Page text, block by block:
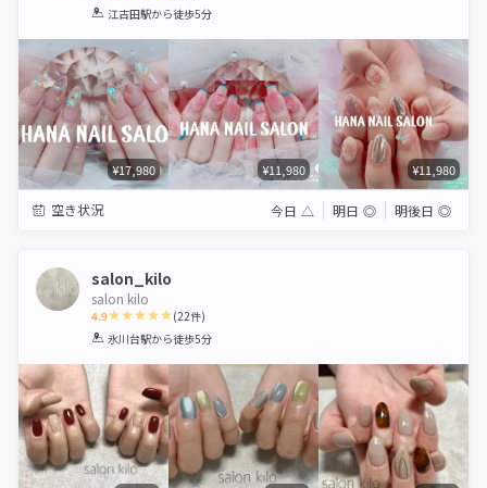
1 2 3 4 5
江古田駅から徒歩5分
¥17,980 ¥11,980 ¥11,980
空き状況 今日 △ 明日 ◎ 明後日 ◎
salon_kilo
salon kilo
4.9
1 2 3 4 5
(22件)
氷川台駅から徒歩5分